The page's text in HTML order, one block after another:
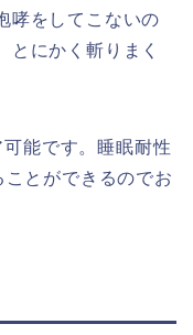
哮をしてこないの
とにかく斬りまく
能です。睡眠耐性
とができるのでお